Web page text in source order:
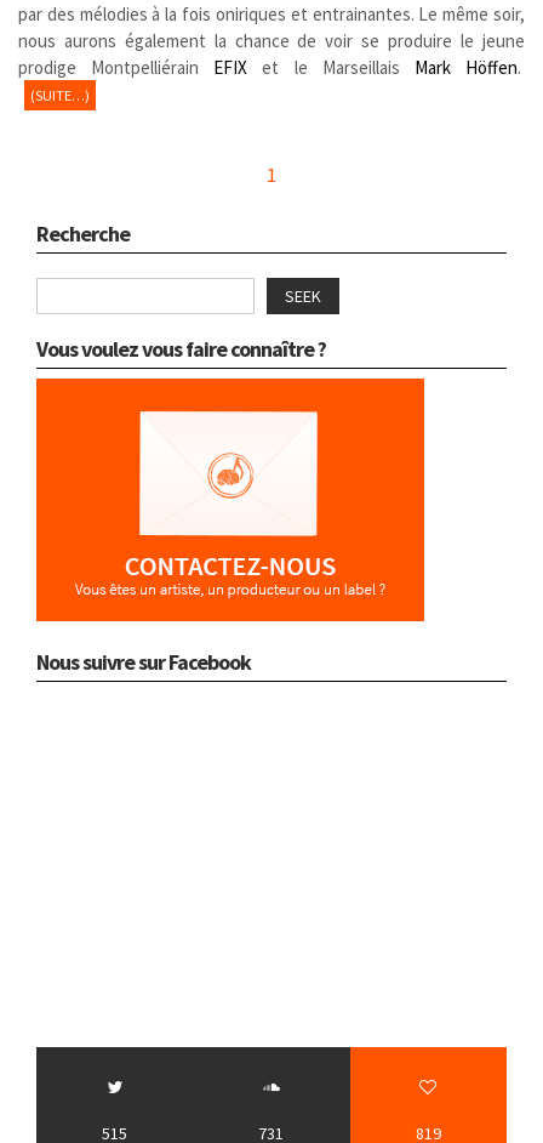
par des mélodies à la fois oniriques et entrainantes. Le même soir,
nous aurons également la chance de voir se produire le jeune
prodige Montpelliérain EFIX et le Marseillais Mark Höffen.
(SUITE…)
1
Recherche
SEEK
Vous voulez vous faire connaître ?
Nous suivre sur Facebook
515 731 819